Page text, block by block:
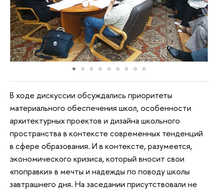
В ходе дискуссии обсуждались приоритеты
материального обеспечения школ, особенности
архитектурных проектов и дизайна школьного
пространства в контексте современных тенденций
в сфере образования. И в контексте, разумеется,
экономического кризиса, который вносит свои
«поправки» в мечты и надежды по поводу школы
завтрашнего дня. На заседании присутствовали не